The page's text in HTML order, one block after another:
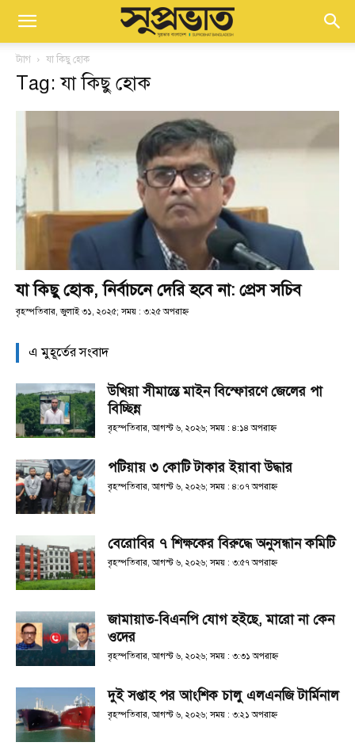
ট্যাগ যা কিছু হোক
Tag: যা কিছু হোক
যা কিছু হোক, নির্বাচনে দেরি হবে না: প্রেস সচিব
বৃহস্পতিবার, জুলাই ৩১, ২০২৫; সময় : ৩:২৫ অপরাহ্ণ
এ মুহূর্তের সংবাদ
উখিয়া সীমান্তে মাইন বিস্ফোরণে জেলের পা
বিচ্ছিন্ন
বৃহস্পতিবার, আগস্ট ৬, ২০২৬; সময় : ৪:১৪ অপরাহ্ণ
পটিয়ায় ৩ কোটি টাকার ইয়াবা উদ্ধার
বৃহস্পতিবার, আগস্ট ৬, ২০২৬; সময় : ৪:০৭ অপরাহ্ণ
বেরোবির ৭ শিক্ষকের বিরুদ্ধে অনুসন্ধান কমিটি
বৃহস্পতিবার, আগস্ট ৬, ২০২৬; সময় : ৩:৫৭ অপরাহ্ণ
জামায়াত-বিএনপি যোগ হইছে, মারো না কেন
ওদের
বৃহস্পতিবার, আগস্ট ৬, ২০২৬; সময় : ৩:৩১ অপরাহ্ণ
দুই সপ্তাহ পর আংশিক চালু এলএনজি টার্মিনাল
বৃহস্পতিবার, আগস্ট ৬, ২০২৬; সময় : ৩:২১ অপরাহ্ণ